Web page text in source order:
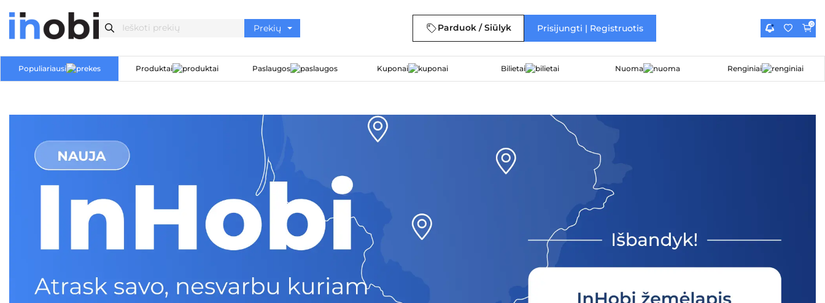
Parduok / Siūlyk Prisijungti | Registruotis 0
Populiariausi Produktai Paslaugos Kuponai Bilietai Nuoma Renginiai